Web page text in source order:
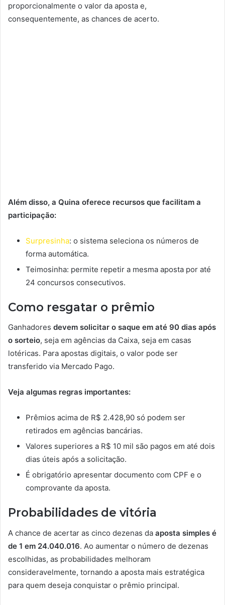
proporcionalmente o valor da aposta e,
consequentemente, as chances de acerto.
Além disso, a Quina oferece recursos que facilitam a
participação:
Surpresinha: o sistema seleciona os números de
forma automática.
Teimosinha: permite repetir a mesma aposta por até
24 concursos consecutivos.
Como resgatar o prêmio
Ganhadores devem solicitar o saque em até 90 dias após
o sorteio, seja em agências da Caixa, seja em casas
lotéricas. Para apostas digitais, o valor pode ser
transferido via Mercado Pago.
Veja algumas regras importantes:
Prêmios acima de R$ 2.428,90 só podem ser
retirados em agências bancárias.
Valores superiores a R$ 10 mil são pagos em até dois
dias úteis após a solicitação.
É obrigatório apresentar documento com CPF e o
comprovante da aposta.
Probabilidades de vitória
A chance de acertar as cinco dezenas da aposta simples é
de 1 em 24.040.016. Ao aumentar o número de dezenas
escolhidas, as probabilidades melhoram
consideravelmente, tornando a aposta mais estratégica
para quem deseja conquistar o prêmio principal.